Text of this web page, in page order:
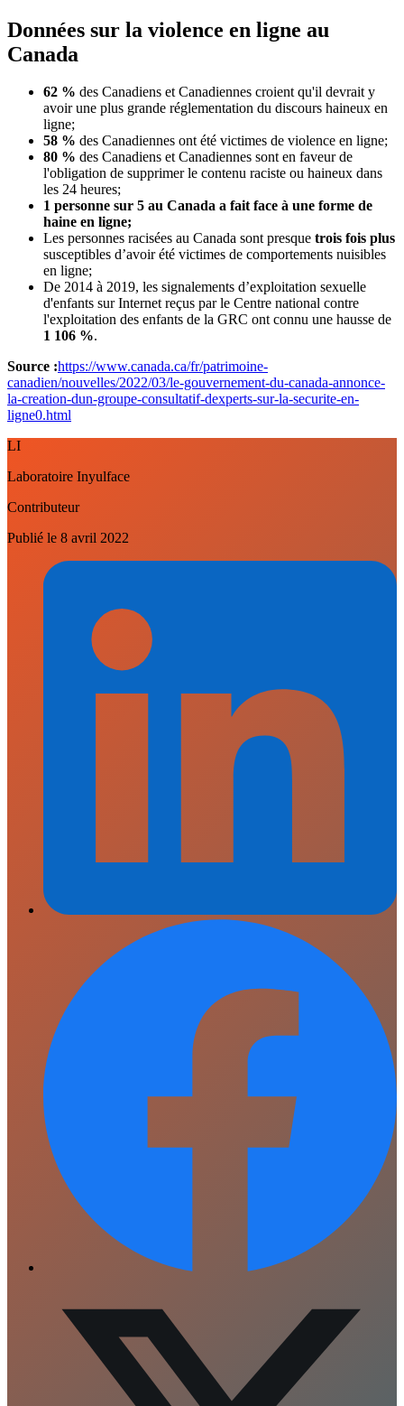
Données sur la violence en ligne au
Canada
62 % des Canadiens et Canadiennes croient qu'il devrait y
avoir une plus grande réglementation du discours haineux en
ligne;
58 % des Canadiennes ont été victimes de violence en ligne;
80 % des Canadiens et Canadiennes sont en faveur de
l'obligation de supprimer le contenu raciste ou haineux dans
les 24 heures;
1 personne sur 5 au Canada a fait face à une forme de
haine en ligne;
Les personnes racisées au Canada sont presque trois fois plus
susceptibles d’avoir été victimes de comportements nuisibles
en ligne;
De 2014 à 2019, les signalements d’exploitation sexuelle
d'enfants sur Internet reçus par le Centre national contre
l'exploitation des enfants de la GRC ont connu une hausse de
1 106 %.
Source :https://www.canada.ca/fr/patrimoine-
canadien/nouvelles/2022/03/le-gouvernement-du-canada-annonce-
la-creation-dun-groupe-consultatif-dexperts-sur-la-securite-en-
ligne0.html
LI
Laboratoire Inyulface
Contributeur
Publié le 8 avril 2022